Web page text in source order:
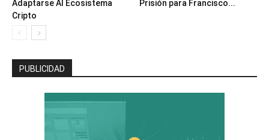
Adaptarse Al Ecosistema
Cripto
Prisión para Francisco...
PUBLICIDAD